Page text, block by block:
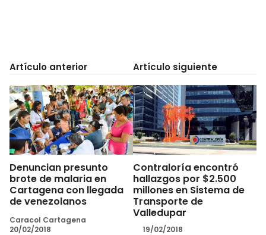
Artículo anterior
Denuncian presunto
brote de malaria en
Cartagena con llegada
de venezolanos
Caracol Cartagena
20/02/2018
Artículo siguiente
Contraloría encontró
hallazgos por $2.500
millones en Sistema de
Transporte de
Valledupar
19/02/2018